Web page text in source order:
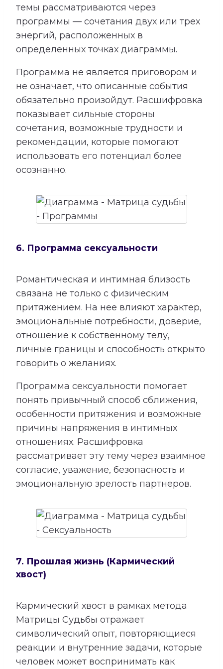
темы рассматриваются через
программы — сочетания двух или трех
энергий, расположенных в
определенных точках диаграммы.
Программа не является приговором и
не означает, что описанные события
обязательно произойдут. Расшифровка
показывает сильные стороны
сочетания, возможные трудности и
рекомендации, которые помогают
использовать его потенциал более
осознанно.
6. Программа сексуальности
Романтическая и интимная близость
связана не только с физическим
притяжением. На нее влияют характер,
эмоциональные потребности, доверие,
отношение к собственному телу,
личные границы и способность открыто
говорить о желаниях.
Программа сексуальности помогает
понять привычный способ сближения,
особенности притяжения и возможные
причины напряжения в интимных
отношениях. Расшифровка
рассматривает эту тему через взаимное
согласие, уважение, безопасность и
эмоциональную зрелость партнеров.
7. Прошлая жизнь (Кармический
хвост)
Кармический хвост в рамках метода
Матрицы Судьбы отражает
символический опыт, повторяющиеся
реакции и внутренние задачи, которые
человек может воспринимать как